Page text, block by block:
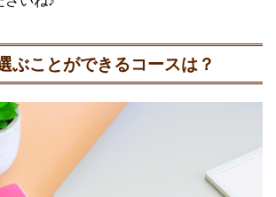
ぶことができるコースは？